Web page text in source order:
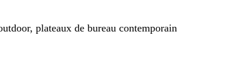
plateaux de bureau contemporain